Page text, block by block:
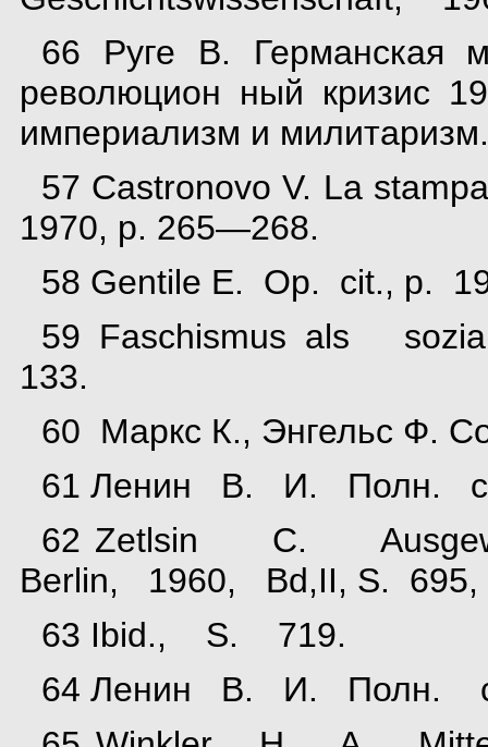
66 Руге В. Германская
революцион ный кризис
империализм и
57 Castronovo V. La
1970, p. 265—268.
58 Gentile E. Op. cit., p.
59 Faschismus als
133.
60 Маркс К., Энгельс Ф.
61 Ленин В. И. Полн.
62 Zetlsin С.
Berlin, 1960, Bd,II, S. 695,
63 Ibid., S. 719.
64 Ленин В. И. Полн.